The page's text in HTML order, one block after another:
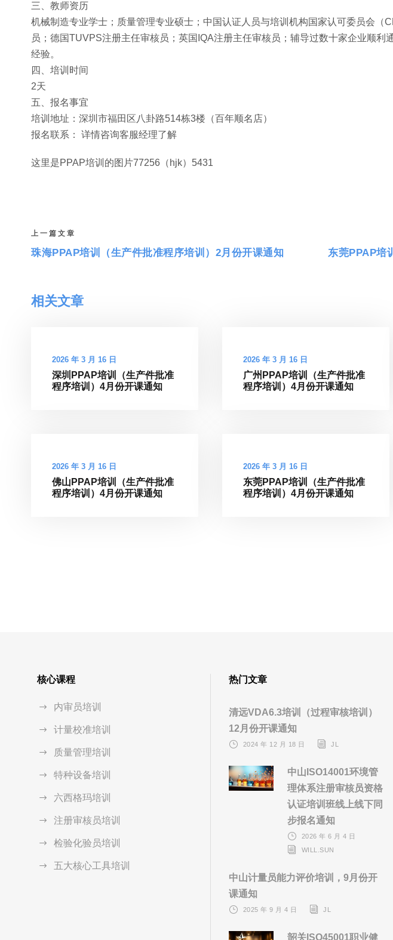
三、教师资历
机械制造专业学士；质量管理专业硕士；中国认证人员与培训机构国家认可委员会（
员；德国TUVPS注册主任审核员；英国IQA注册主任审核员；辅导过数十家企业顺利
经验。
四、培训时间
2天
五、报名事宜
培训地址：深圳市福田区八卦路514栋3楼（百年顺名店）
报名联系： 详情咨询客服经理了解
这里是PPAP培训的图片77256（hjk）5431
上一篇文章
珠海PPAP培训（生产件批准程序培训）2月份开课通知 东莞PPAP培
相关文章
2026 年 3 月 16 日
深圳PPAP培训（生产件批准
程序培训）4月份开课通知
2026 年 3 月 16 日
广州PPAP培训（生产件批准
程序培训）4月份开课通知
2026 年 3 月 16 日
佛山PPAP培训（生产件批准
程序培训）4月份开课通知
2026 年 3 月 16 日
东莞PPAP培训（生产件批准
程序培训）4月份开课通知
核心课程
内审员培训
计量校准培训
质量管理培训
特种设备培训
六西格玛培训
注册审核员培训
检验化验员培训
五大核心工具培训
热门文章
清远VDA6.3培训（过程审核培训）
12月份开课通知
2024 年 12 月 18 日 JL
中山ISO14001环境管
理体系注册审核员资格
认证培训班线上线下同
步报名通知
2026 年 6 月 4 日
WILL.SUN
中山计量员能力评价培训，9月份开
课通知
2025 年 9 月 4 日 JL
韶关ISO45001职业健